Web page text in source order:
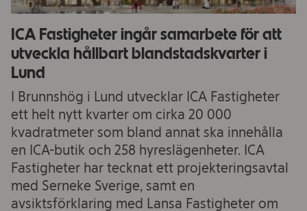
ICA Fastigheter ingår samarbete för att
utveckla hållbart blandstadskvarter i
Lund
I Brunnshög i Lund utvecklar ICA Fastigheter
ett helt nytt kvarter om cirka 20 000
kvadratmeter som bland annat ska innehålla
en ICA-butik och 258 hyreslägenheter. ICA
Fastigheter har tecknat ett projekteringsavtal
med Serneke Sverige, samt en
avsiktsförklaring med Lansa Fastigheter om